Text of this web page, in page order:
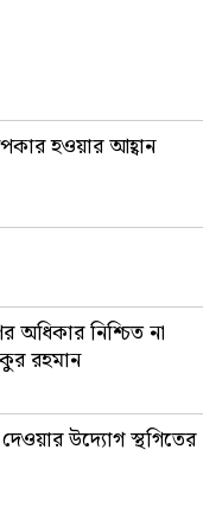
হওয়ার আহ্বান
অধিকার নিশ্চিত না
রহমান
উদ্যোগ স্থগিতের